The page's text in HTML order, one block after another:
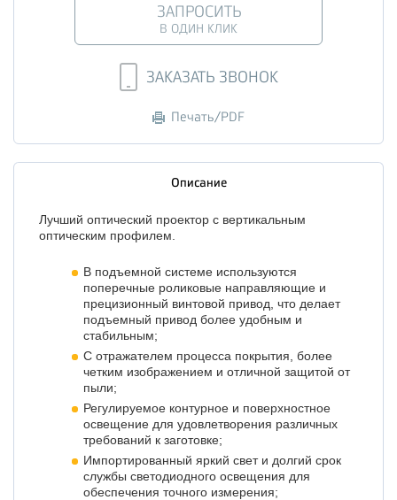
ЗАПРОСИТЬ
В ОДИН КЛИК
ЗАКАЗАТЬ ЗВОНОК
Печать/PDF
Описание
Лучший оптический проектор с вертикальным
оптическим профилем.
В подъемной системе используются
поперечные роликовые направляющие и
прецизионный винтовой привод, что делает
подъемный привод более удобным и
стабильным;
С отражателем процесса покрытия, более
четким изображением и отличной защитой от
пыли;
Регулируемое контурное и поверхностное
освещение для удовлетворения различных
требований к заготовке;
Импортированный яркий свет и долгий срок
службы светодиодного освещения для
обеспечения точного измерения;